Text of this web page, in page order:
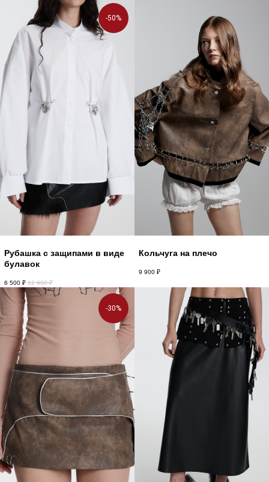
-50%
Рубашка с защипами в виде
булавок
6 500 ₽ 12 900 ₽
Кольчуга на плечо
9 900 ₽
-30%